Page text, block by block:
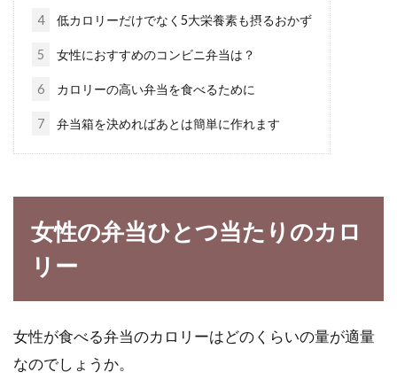
夜ご飯を食べない方が健康になれ
る？ダイエット中の人は必見
夜ご飯を食べないほうが健康に良いのか、ま
た、そのほうが痩せるのか。こんなお話を、み
なさんは聞いた...
談をご紹介します！
す。情報化社会で、その種類は本当に膨大で
4 低カロリーだけでなく5大栄養素も摂るおかず
5 女性におすすめのコンビニ弁当は？
6 カロリーの高い弁当を食べるために
7 弁当箱を決めればあとは簡単に作れます
女性の弁当ひとつ当たりのカロ
リー
女性が食べる弁当のカロリーはどのくらいの量が適量
なのでしょうか。